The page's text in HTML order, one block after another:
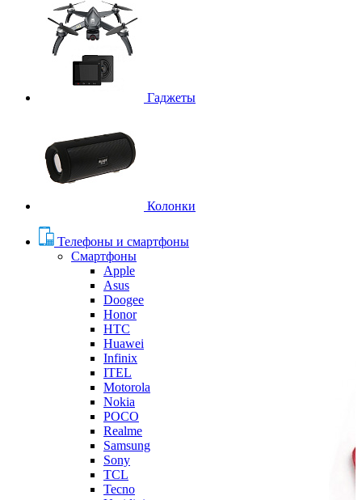
Гаджеты
Колонки
Телефоны и смартфоны
Смартфоны
Apple
Asus
Doogee
Honor
HTC
Huawei
Infinix
ITEL
Motorola
Nokia
POCO
Realme
Samsung
Sony
TCL
Tecno